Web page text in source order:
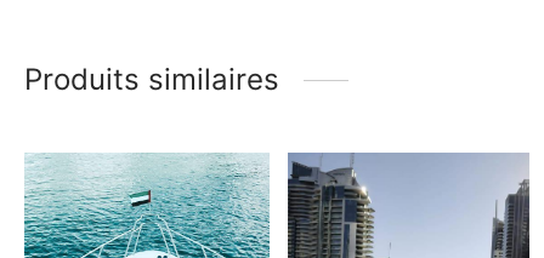
Produits similaires